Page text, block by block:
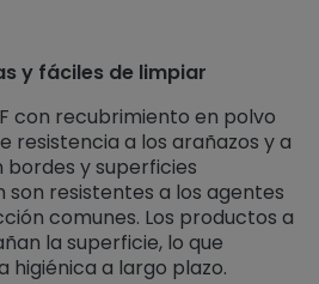
y fáciles de limpiar
con recubrimiento en polvo
resistencia a los arañazos y a
bordes y superficies
son resistentes a los agentes
comunes. Los productos a
la superficie, lo que
higiénica a largo plazo.